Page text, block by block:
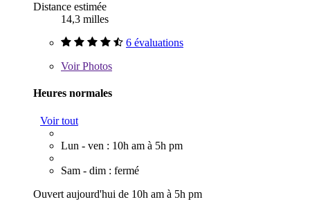
Distance estimée
14,3 milles
6 évaluations
VoirPhotos
Heures normales
Voir tout
Lun - ven : 10h am à 5h pm
Sam - dim : fermé
Ouvert aujourd'hui de 10h am à 5h pm